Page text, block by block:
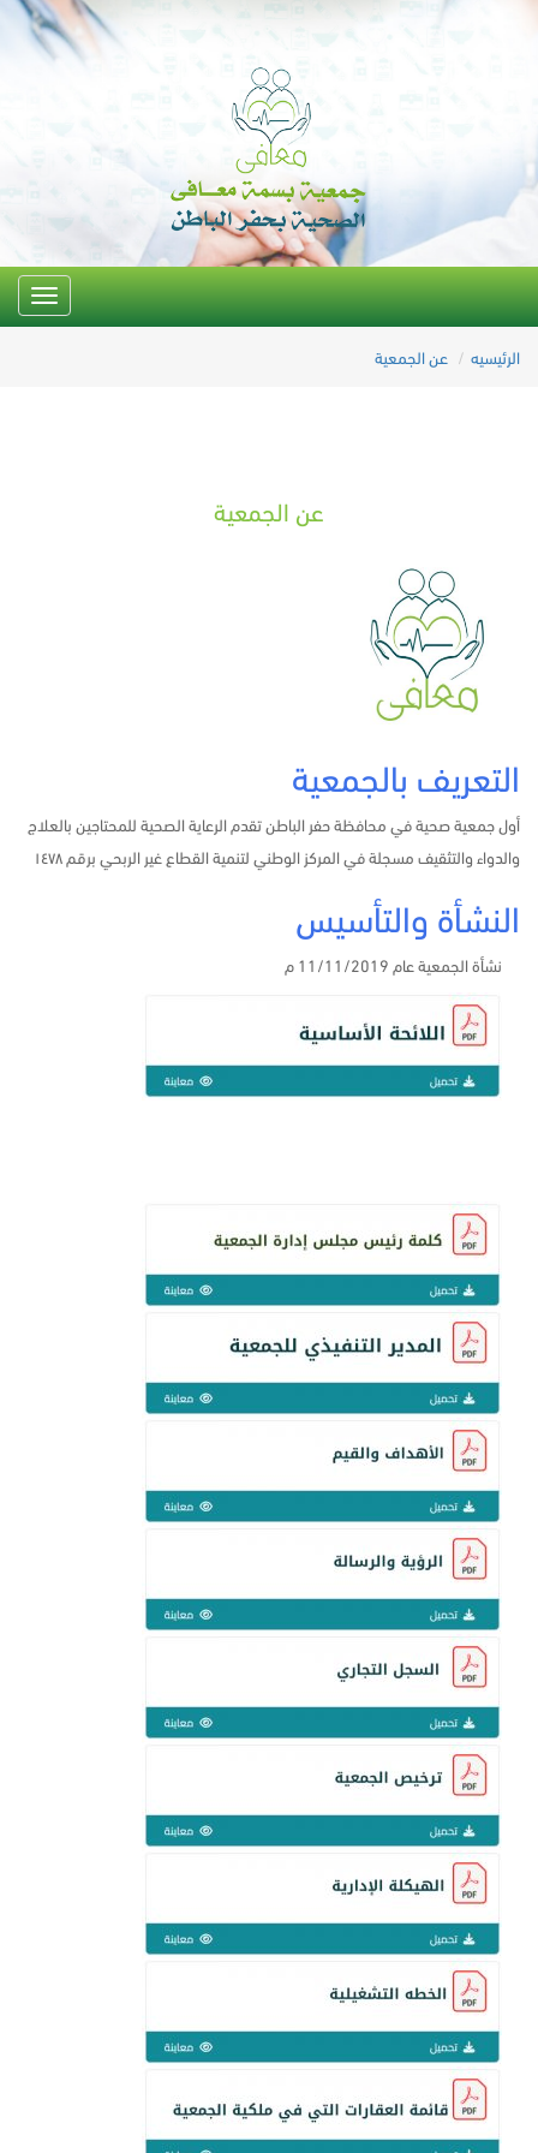
الرئيسيه
عن الجمعية
عن الجمعية
التعريف بالجمعية
أول جمعية صحية في محافظة حفر الباطنتقدم الرعاية الصحية للمحتاجين بالعلاج
والدواء والتثقيف مسجلة في المركز الوطني لتنمية القطاع غير الربحي برقم ١٤٧٨
النشأة والتأسيس
نشأة الجمعية عام 11/11/2019 م